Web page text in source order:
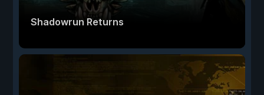
Shadowrun Returns